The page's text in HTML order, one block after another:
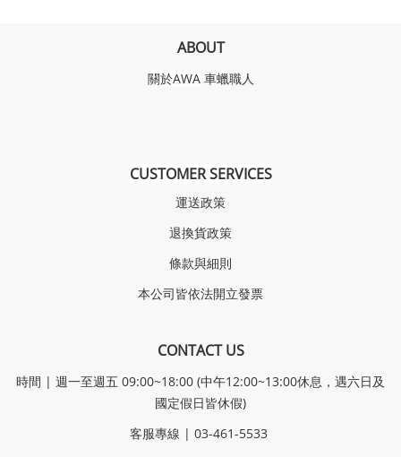
ABOUT
關於AWA 車蠟職人
CUSTOMER SERVICES
運送政策
退換貨政策
條款與細則
本公司皆依法開立發票
CONTACT US
時間 | 週一至週五 09:00~18:00 (中午12:00~13:00休息，遇六日及
國定假日皆休假)
客服專線 | 03-461-5533